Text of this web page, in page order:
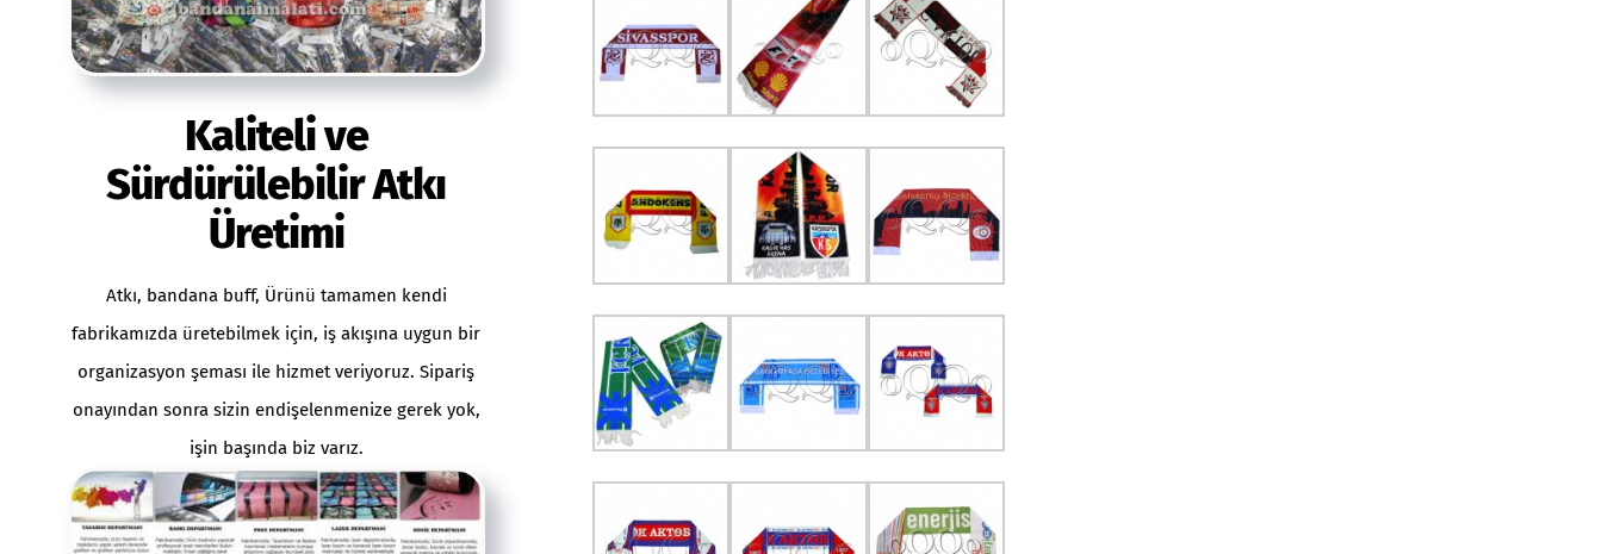
Kaliteli ve
Sürdürülebilir Atkı
Üretimi
Atkı, bandana buff, Ürünü tamamen kendi
fabrikamızda üretebilmek için, iş akışına uygun bir
organizasyon şeması ile hizmet veriyoruz. Sipariş
onayından sonra sizin endişelenmenize gerek yok,
işin başında biz varız.